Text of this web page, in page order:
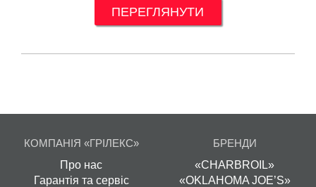
ПЕРЕГЛЯНУТИ
КОМПАНІЯ «ГРІЛЕКС»
Про нас
Гарантія та сервіс
БРЕНДИ
«CHARBROIL»
«OKLAHOMA JOE’S»